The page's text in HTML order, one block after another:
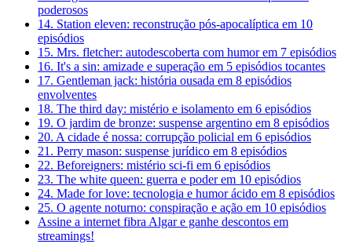
poderosos
14. Station eleven: reconstrução pós-apocalíptica em 10
episódios
15. Mrs. fletcher: autodescoberta com humor em 7 episódios
16. It's a sin: amizade e superação em 5 episódios tocantes
17. Gentleman jack: história ousada em 8 episódios
envolventes
18. The third day: mistério e isolamento em 6 episódios
19. O jardim de bronze: suspense argentino em 8 episódios
20. A cidade é nossa: corrupção policial em 6 episódios
21. Perry mason: suspense jurídico em 8 episódios
22. Beforeigners: mistério sci-fi em 6 episódios
23. The white queen: guerra e poder em 10 episódios
24. Made for love: tecnologia e humor ácido em 8 episódios
25. O agente noturno: conspiração e ação em 10 episódios
Assine a internet fibra Algar e ganhe descontos em
streamings!